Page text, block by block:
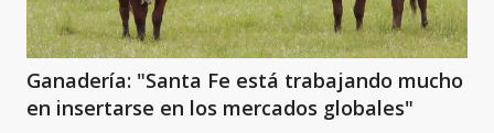
Ganadería: "Santa Fe está trabajando mucho
en insertarse en los mercados globales"